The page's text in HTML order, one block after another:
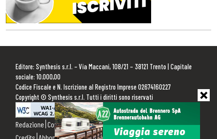
Editore: Synthesis s.r.l. – Via Maccani, 108/21 – 38121 Trento | Capitale
sociale: 10.000,00
Codice Fiscale e N. Iscrizione al Registro Imprese 02674160227
Copyright © Synthesis s.r.l. Tutti i diritti sono riservati
Redazione Contattaci Pubblicità Privacy Policy Cookie Policy